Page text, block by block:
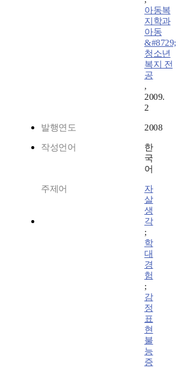
아동복
지학과
아동
&#8729;
청소년
복지 전
공
,
2009.
2
발행연도 2008
작성언어
한
국
어
주제어
자
살
생
각
;
학
대
경
험
;
감
정
표
현
불
능
증